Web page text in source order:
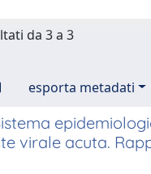
da 3 a 3
esporta metadati
virale acuta.